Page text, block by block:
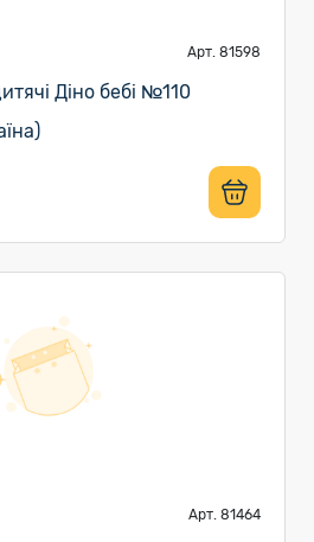
Арт. 81598
Діно бебі №110
Арт. 81464